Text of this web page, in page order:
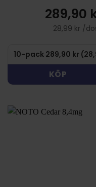
289,90
28,99 kr /
KÖP